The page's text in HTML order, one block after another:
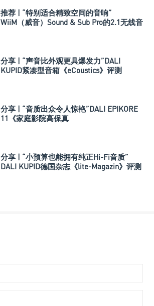
推荐 | “特别适合精致空间的音响”
WiiM（威音）Sound & Sub Pro的2.1无线音
分享 | “声音比外观更具爆发力”DALI
KUPID紧凑型音箱《eCoustics》评测
分享 | “音质出众令人惊艳”DALI EPIKORE
11《家庭影院高保真
分享 | “小预算也能拥有纯正Hi-Fi音质”
DALI KUPID德国杂志《lite-Magazin》评测